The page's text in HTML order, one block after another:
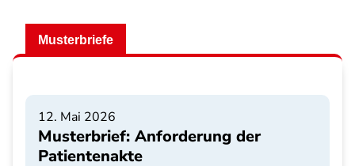
Musterbriefe
12. Mai 2026
Musterbrief: Anforderung der
Patientenakte